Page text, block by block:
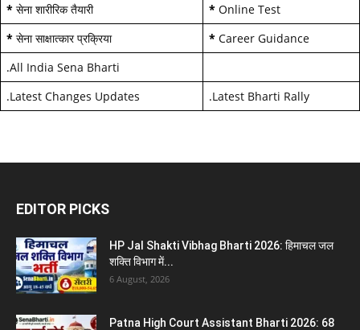
* सेना शारीरिक तैयारी * Online Test
* सेना साक्षात्कार प्रक्रिया * Career Guidance
.All India Sena Bharti
.Latest Changes Updates .Latest Bharti Rally
EDITOR PICKS
HP Jal Shakti Vibhag Bharti 2026: हिमाचल जल
शक्ति विभाग में...
6 August, 2026
Patna High Court Assistant Bharti 2026: 68